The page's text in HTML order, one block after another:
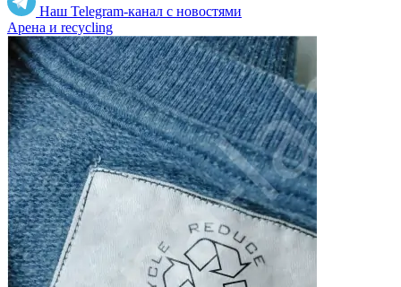
Наш Telegram-канал с новостями
Арена и recycling